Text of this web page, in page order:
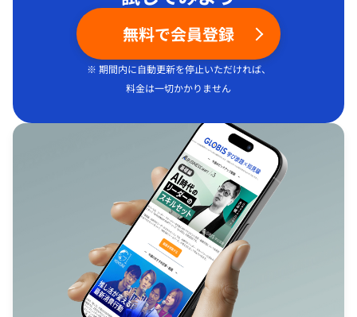
無料で会員登録
※ 期間内に自動更新を停止いただければ、
料金は一切かかりません